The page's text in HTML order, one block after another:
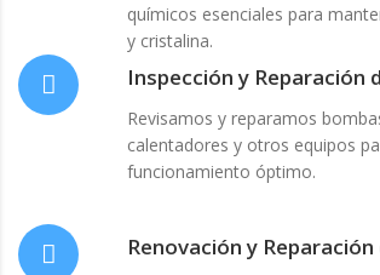
químicos esenciales para
y cristalina.
Inspección y Reparación
Revisamos y reparamos
calentadores y otros equipos
funcionamiento óptimo.
Renovación y Reparación